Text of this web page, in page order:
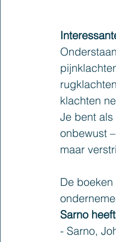
klachten
Je bent
onbewust
maar
De
Sarno
- Sarno,